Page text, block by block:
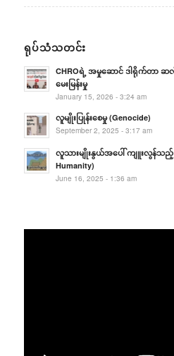
ရုပ်သံသတင်း
CHROရဲ့ အမှုဆောင် ဒါရိုက်တာ
မေးမြန်းမှု
January 15, 2026 - 3:24 am
လူမျိုးပြုန်းစေမှု (Genocide)
September 2, 2025 - 3:17 am
လူသားမျိုးနွယ်အပေါ် ကျူးလွန်သည့်
Humanity)
June 16, 2025 - 1:36 am